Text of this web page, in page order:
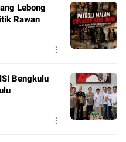
Lebong
Rawan
Bengkulu